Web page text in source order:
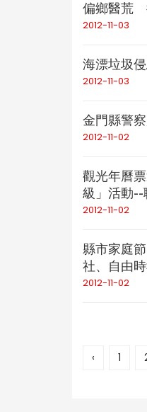
偏鄉醫荒
2012-11-03
海漂垃圾
2012-11-03
金門縣警
2012-11-02
觀光年曆
級」活動--
2012-11-02
縣市家庭
社、自由
2012-11-02
‹ 1